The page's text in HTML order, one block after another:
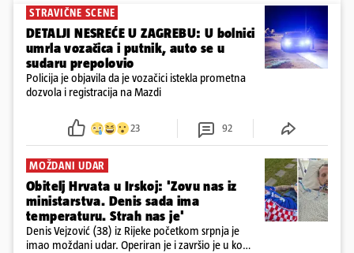
STRAVIČNE SCENE
DETALJI NESREĆE U ZAGREBU: U bolnici
umrla vozačica i putnik, auto se u
sudaru prepolovio
Policija je objavila da je vozačici istekla prometna
dozvola i registracija na Mazdi
23 92
MOŽDANI UDAR
Obitelj Hrvata u Irskoj: 'Zovu nas iz
ministarstva. Denis sada ima
temperaturu. Strah nas je'
Denis Vejzović (38) iz Rijeke početkom srpnja je
imao moždani udar. Operiran je i završio je u komi.